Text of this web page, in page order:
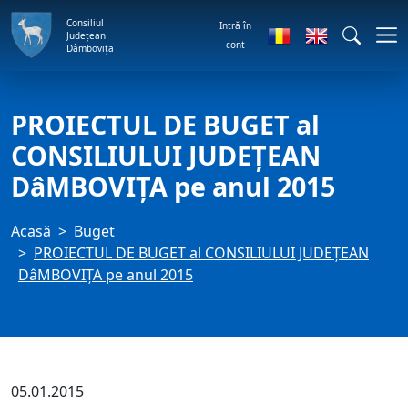
Consiliul
Județean
Dâmbovița
Intră în
cont
PROIECTUL DE BUGET al
CONSILIULUI JUDEȚEAN
DâMBOVIȚA pe anul 2015
Acasă
Buget
PROIECTUL DE BUGET al CONSILIULUI JUDEȚEAN
DâMBOVIȚA pe anul 2015
05.01.2015